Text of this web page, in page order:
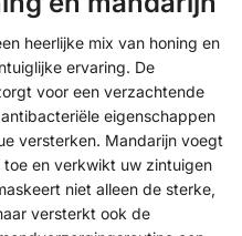
heerlijke mix van honing en
ervaring. De
voor een verzachtende
eigenschappen
versterken. Mandarijn voegt
en verkwikt uw zintuigen
niet alleen de sterke,
versterkt ook de